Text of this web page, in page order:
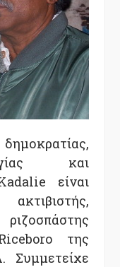
και
είναι
της
Συμμετείχε